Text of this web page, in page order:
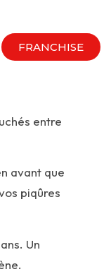
FRANCHISE
entre
avant que
piqûres
Un